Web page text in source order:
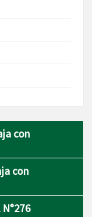
con
con